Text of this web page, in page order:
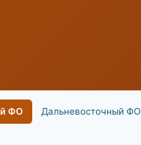
ФО Дальневосточный ФО